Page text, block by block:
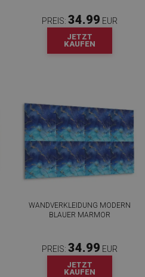
PREIS: 34.99 EUR
JETZT
KAUFEN
WANDVERKLEIDUNG MODERN
BLAUER MARMOR
PREIS: 34.99 EUR
JETZT
KAUFEN